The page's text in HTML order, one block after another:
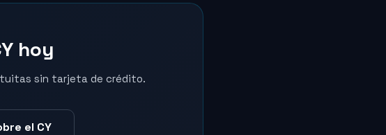
hoy
sin tarjeta de crédito.
el CY